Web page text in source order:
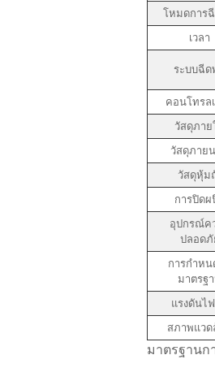
โหมดการ
เวลา
ระบบฉี
คอนโทรล
วัสดุภาย
วัสดุภาย
วัสดุหุ้ม
การปิดผ
อุปกรณ์ค
ปลอดภั
การกำหน
มาตรฐ
แรงดันไ
สภาพแวด
มาตรฐานก